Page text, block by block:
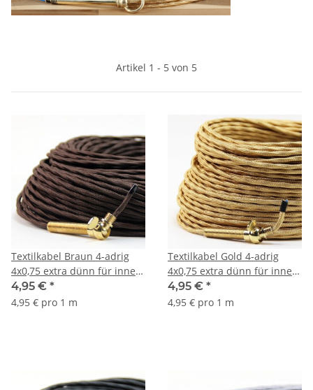
Artikel 1 - 5 von 5
Textilkabel Braun 4-adrig
4x0,75 extra dünn für innere
Verkabelung von Ketten-
Lampen
4,95 € *
4,95 € pro 1 m
Textilkabel Gold 4-adrig
4x0,75 extra dünn für innere
Verkabelung von Ketten-
Lampen
4,95 € *
4,95 € pro 1 m